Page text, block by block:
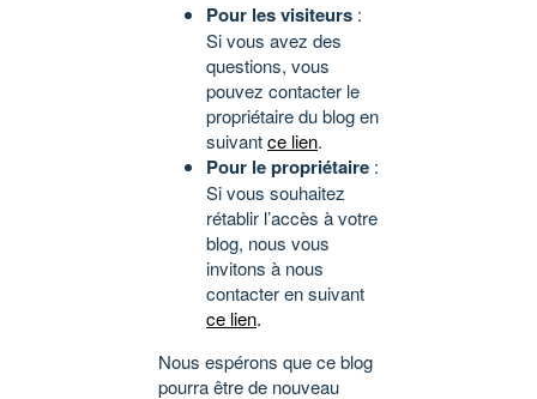
Pour les visiteurs :
Si vous avez des
questions, vous
pouvez contacter le
propriétaire du blog en
suivantce lien.
Pour le propriétaire :
Si vous souhaitez
rétablir l’accès à votre
blog, nous vous
invitons à nous
contacter en suivant
ce lien.
Nous espérons que ce blog
pourra être de nouveau